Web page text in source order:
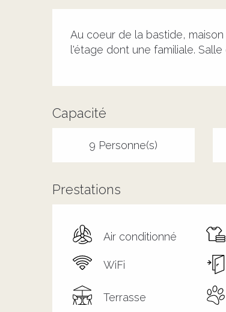
Au coeur de la bastide,
l'étage dont une familiale.
Capacité
9 Personne(s)
Prestations
Air conditionné
WiFi
Terrasse